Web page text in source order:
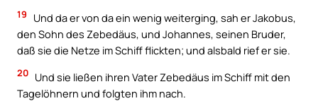
19
Und da er von da ein wenig weiterging, sah er Jakobus,
den Sohn des Zebedäus, und Johannes, seinen Bruder,
daß sie die Netze im Schiff flickten; und alsbald rief er sie.
20 Und sie ließen ihren Vater Zebedäus im Schiff mit den
Tagelöhnern und folgten ihm nach.